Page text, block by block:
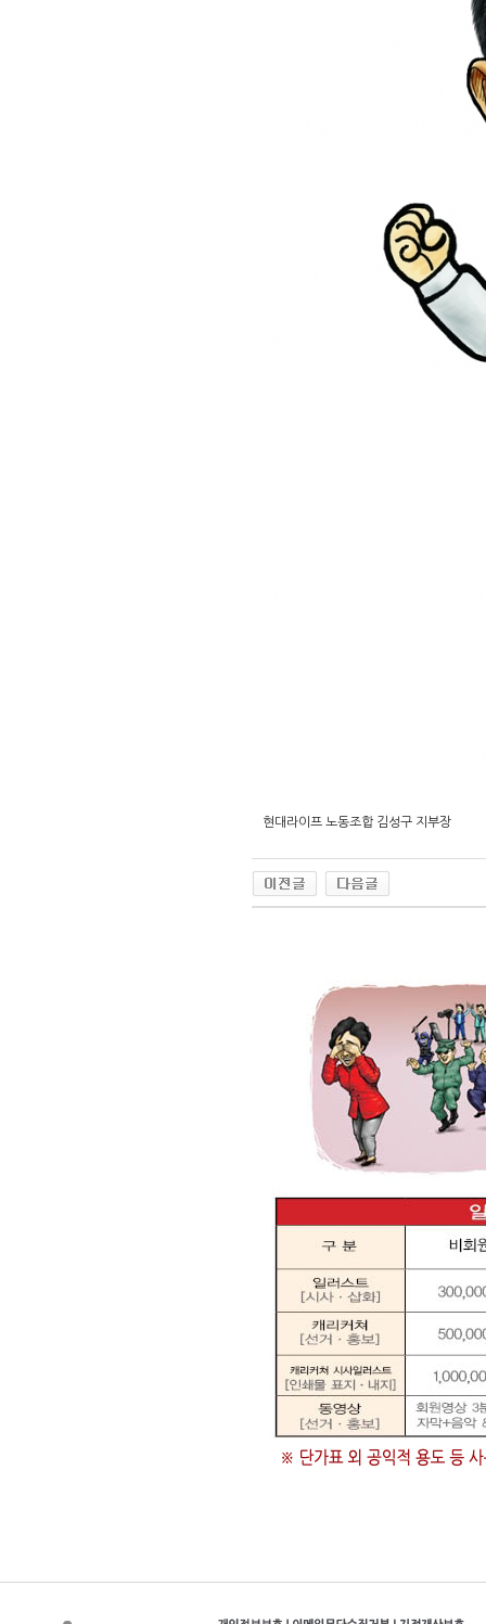
현대라이프 노동조합 김성구 지부장